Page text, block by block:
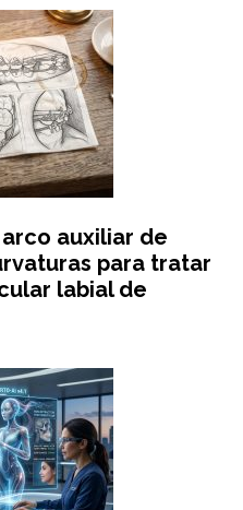
auxiliar de
para tratar
labial de